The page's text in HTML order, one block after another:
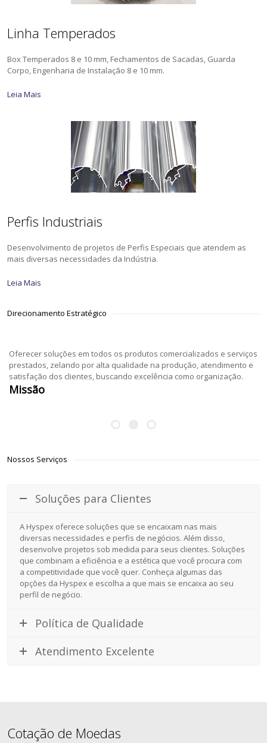
Linha Temperados
Box Temperados 8 e 10 mm, Fechamentos de Sacadas, Guarda
Corpo, Engenharia de Instalação 8 e 10 mm.
Leia Mais
Perfis Industriais
Desenvolvimento de projetos de Perfis Especiais que atendem as
mais diversas necessidades da Indústria.
Leia Mais
Direcionamento Estratégico
Oferecer soluções em todos os produtos comercializados e serviços
prestados, zelando por alta qualidade na produção, atendimento e
satisfação dos clientes, buscando excelência como organização.
Missão
Nossos Serviços
Soluções para Clientes
A Hyspex oferece soluções que se encaixam nas mais
diversas necessidades e perfis de negócios. Além disso,
desenvolve projetos sob medida para seus clientes. Soluções
que combinam a eficiência e a estética que você procura com
a competitividade que você quer. Conheça algumas das
opções da Hyspex e escolha a que mais se encaixa ao seu
perfil de negócio.
Política de Qualidade
Atendimento Excelente
Cotação de Moedas